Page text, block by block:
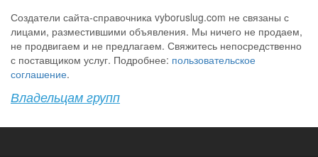
Создатели сайта-справочника vyboruslug.com не связаны с
лицами, разместившими объявления. Мы ничего не продаем,
не продвигаем и не предлагаем. Свяжитесь непосредственно
с поставщиком услуг. Подробнее: пользовательское
соглашение.
Владельцам групп